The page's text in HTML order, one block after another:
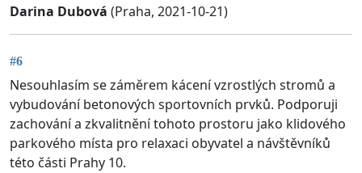
Darina Dubová (Praha, 2021-10-21)
#6
Nesouhlasím se záměrem kácení vzrostlých stromů a
vybudování betonových sportovních prvků. Podporuji
zachování a zkvalitnění tohoto prostoru jako klidového
parkového místa pro relaxaci obyvatel a návštěvníků
této části Prahy 10.